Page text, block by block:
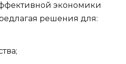
экономики
решения для: